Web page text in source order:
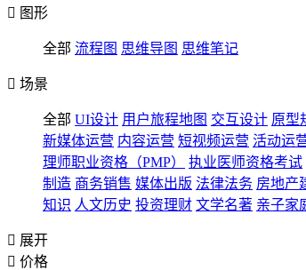
 图形
全部 流程图 思维导图 思维笔记
 场景
全部 UI设计 用户旅程地图 交互设计 原型
新媒体运营 内容运营 短视频运营 活动运
理师职业资格（PMP）
执业医师资格考试
制造 商务销售 媒体出版 法律法务 房地产
知识 人文历史 投资理财 文学名著 亲子家
 展开
 价格